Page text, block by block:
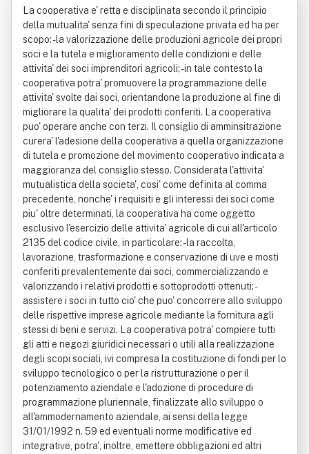
icola
La cooperativa e' retta e disciplinata secondo il principio
della mutualita' senza fini di speculazione privata ed ha per
scopo: - la valorizzazione delle produzioni agricole dei propri
soci e la tutela e miglioramento delle condizioni e delle
attivita' dei soci imprenditori agricoli; - in tale contesto la
cooperativa potra' promuovere la programmazione delle
attivita' svolte dai soci, orientandone la produzione al fine di
migliorare la qualita' dei prodotti conferiti. La cooperativa
puo' operare anche con terzi. Il consiglio di amminsitrazione
curera' l'adesione della cooperativa a quella organizzazione
di tutela e promozione del movimento cooperativo indicata a
maggioranza del consiglio stesso. Considerata l'attivita'
mutualistica della societa', cosi' come definita al comma
precedente, nonche' i requisiti e gli interessi dei soci come
piu' oltre determinati, la cooperativa ha come oggetto
esclusivo l'esercizio delle attivita' agricole di cui all'articolo
2135 del codice civile, in particolare: - la raccolta,
lavorazione, trasformazione e conservazione di uve e mosti
conferiti prevalentemente dai soci, commercializzando e
valorizzando i relativi prodotti e sottoprodotti ottenuti; -
assistere i soci in tutto cio' che puo' concorrere allo sviluppo
delle rispettive imprese agricole mediante la fornitura agli
stessi di beni e servizi. La cooperativa potra' compiere tutti
gli atti e negozi giuridici necessari o utili alla realizzazione
degli scopi sociali, ivi compresa la costituzione di fondi per lo
sviluppo tecnologico o per la ristrutturazione o per il
potenziamento aziendale e l'adozione di procedure di
programmazione pluriennale, finalizzate allo sviluppo o
all'ammodernamento aziendale, ai sensi della legge
31/01/1992 n. 59 ed eventuali norme modificative ed
integrative, potra', inoltre, emettere obbligazioni ed altri